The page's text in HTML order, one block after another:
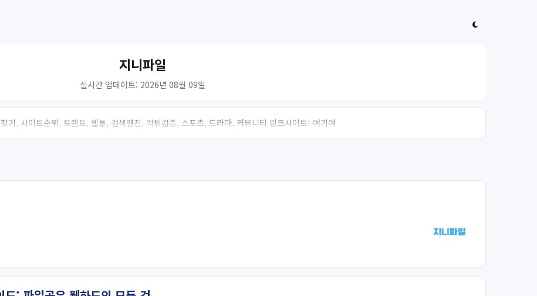
지니파일
실시간 업데이트: 2026년 08월 09일
기, 사이트순위, 토렌트, 웹툰, 검색엔진, 먹튀검증, 스포츠, 드라마, 커뮤니티 링크사이트! 여기여